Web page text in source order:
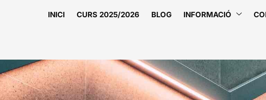
INICI CURS 2025/2026 BLOG INFORMACIÓ